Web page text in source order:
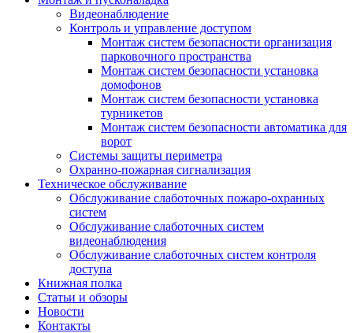
Видеонаблюдение
Контроль и управление доступом
Монтаж систем безопасности организация
парковочного пространства
Монтаж систем безопасности установка
домофонов
Монтаж систем безопасности установка
турникетов
Монтаж систем безопасности автоматика для
ворот
Системы защиты периметра
Охранно-пожарная сигнализация
Техническое обслуживание
Обслуживание слаботочных пожаро-охранных
систем
Обслуживание слаботочных систем
видеонаблюдения
Обслуживание слаботочных систем контроля
доступа
Книжная полка
Статьи и обзоры
Новости
Контакты